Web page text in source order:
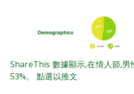
ShareThis 數據顯示,在情人節,男
53%。 點選以推文